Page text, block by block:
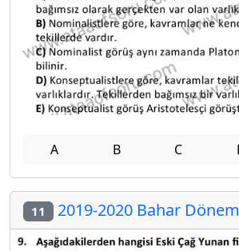
A B C
11 2019-2020 Bahar Dönemi